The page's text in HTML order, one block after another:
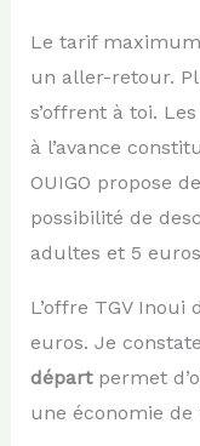
Le tarif
un aller-retour.
s’offrent à toi. Les
à l’avance
OUIGO propose
possibilité de
adultes et 5
L’offre TGV
euros. Je
départpermet
une économie